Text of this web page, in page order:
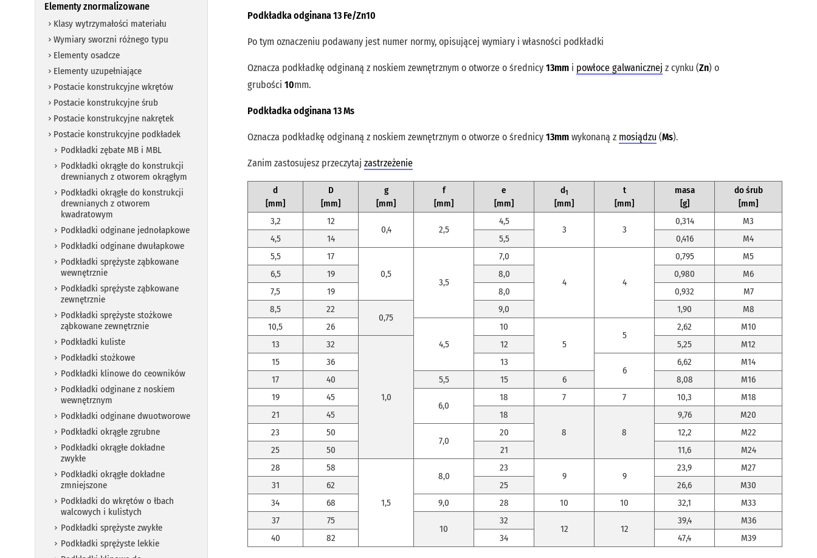
Elementy znormalizowane
Klasy wytrzymałości materiału
Wymiary sworzni różnego typu
Elementy osadcze
Elementy uzupełniające
Postacie konstrukcyjne wkrętów
Postacie konstrukcyjne śrub
Postacie konstrukcyjne nakrętek
Postacie konstrukcyjne podkładek
Podkładki zębate MB i MBL
Podkładki okrągłe do konstrukcji
drewnianych z otworem okrągłym
Podkładki okrągłe do konstrukcji
drewnianych z otworem
kwadratowym
Podkładki odginane jednołapkowe
Podkładki odginane dwułapkowe
Podkładki sprężyste ząbkowane
wewnętrznie
Podkładki sprężyste ząbkowane
zewnętrznie
Podkładki sprężyste stożkowe
ząbkowane zewnętrznie
Podkładki kuliste
Podkładki stożkowe
Podkładki klinowe do ceowników
Podkładki odginane z noskiem
wewnętrznym
Podkładki odginane dwuotworowe
Podkładki okrągłe zgrubne
Podkładki okrągłe dokładne
zwykłe
Podkładki okrągłe dokładne
zmniejszone
Podkładki do wkrętów o łbach
walcowych i kulistych
Podkładki sprężyste zwykłe
Podkładki sprężyste lekkie
Podkładka odginana 13 Fe/Zn10
Po tym oznaczeniu podawany jest numer normy, opisującej wymiary i własności podkładki
Oznacza podkładkę odginaną z noskiem zewnętrznym o otworze o średnicy 13mm i powłoce galwanicznej z cynku (Zn) o
grubości 10mm.
Podkładka odginana 13 Ms
Oznacza podkładkę odginaną z noskiem zewnętrznym o otworze o średnicy 13mm wykonaną z mosiądzu (Ms).
Zanim zastosujesz przeczytaj zastrzeżenie
d
[mm]
D
[mm]
g
[mm]
f
[mm]
e
[mm]
d1
[mm]
t
[mm]
masa
[g]
do śrub
[mm]
3,2
12
0,4 2,5
4,5
3 3
0,314
M3
4,5
14 5,5 0,416
M4
5,5
17
0,5
3,5
7,0
4 4
0,795
M5
6,5
19 8,0 0,980
M6
7,5
19 8,0 0,932
M7
8,5
22
0,75
9,0 1,90
M8
10,5
26
4,5
10
5
5
2,62
M10
13
32
1,0
12 5,25
M12
15
36 13
6
6,62
M14
17
40 5,5 15 6 8,08
M16
19
45
6,0
18 7 7 10,3
M18
21
45
18
8
8
9,76
M20
23
50
7,0
20 12,2
M22
25
50 21 11,6
M24
28
58
1,5
8,0
23
9 9
23,9
M27
31
62 25 26,6
M30
34
68 9,0 28 10 10 32,1
M33
37
75
10
32
12 12
39,4
M36
40
82 34 47,4 M39